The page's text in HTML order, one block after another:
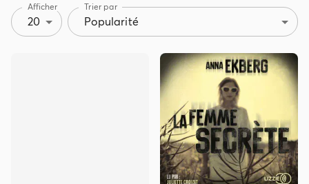
Afficher
20
Trier par
Popularité